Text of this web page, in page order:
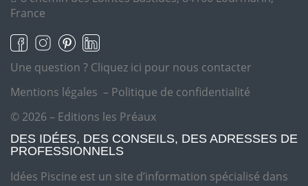
France
Une question ? Cliquez ici pour nous contacter
Mentions légales – Politique de confidentialité
© 2026 – Editions les Préaux
DES IDÉES, DES CONSEILS, DES ADRESSES DE
PROFESSIONNELS
Idées Piscine est un site d’information spécialisé dans